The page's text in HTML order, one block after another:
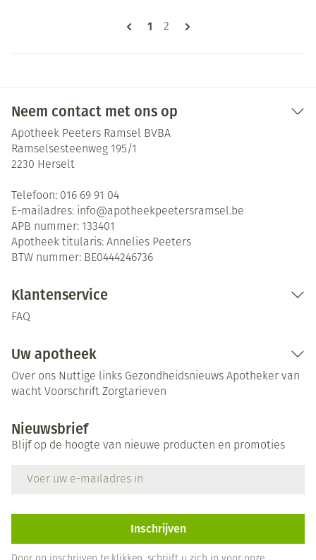
Pagina's
U lees momenteel pagina
1 Pagina
2
Neem contact met ons op
Apotheek Peeters Ramsel BVBA
Ramselsesteenweg 195/1
2230 Herselt
Telefoon: 016 69 91 04
E-mailadres: info@apotheekpeetersramsel.be
APB nummer: 133401
Apotheek titularis: Annelies Peeters
BTW nummer: BE0444246736
Klantenservice
FAQ
Uw apotheek
Over ons Nuttige links Gezondheidsnieuws Apotheker van
wacht Voorschrift Zorgtarieven
Nieuwsbrief
Blijf op de hoogte van nieuwe producten en promoties
Inschrijven